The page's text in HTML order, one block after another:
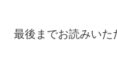
最後までお読みいた